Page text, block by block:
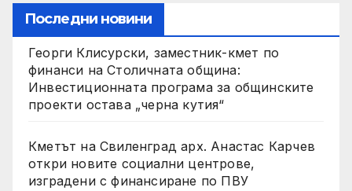
Последни новини
Георги Клисурски, заместник-кмет по
финанси на Столичната община:
Инвестиционната програма за общинските
проекти остава „черна кутия“
Кметът на Свиленград арх. Анастас Карчев
откри новите социални центрове,
изградени с финансиране по ПВУ